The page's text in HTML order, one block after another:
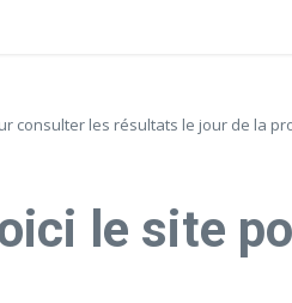
consulter les résultats le jour de la
le site